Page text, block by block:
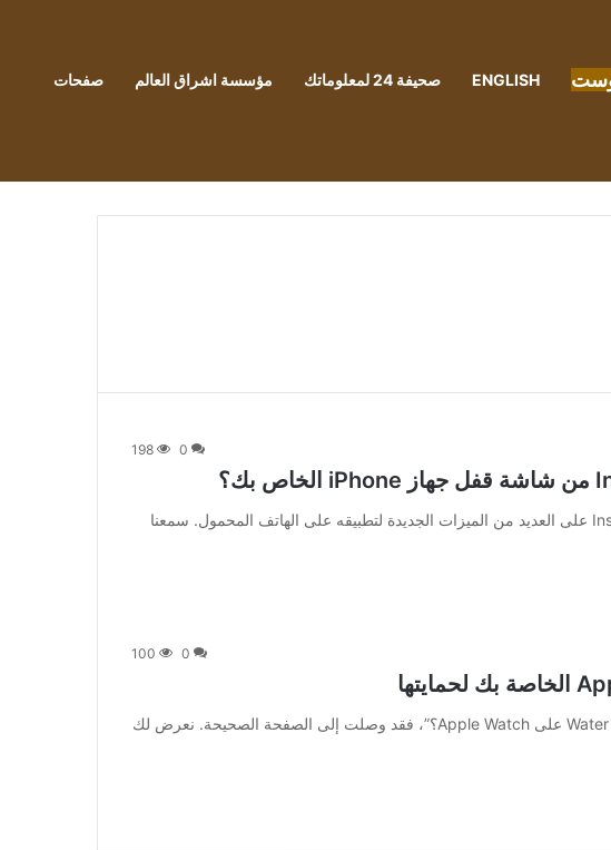
ENGLISH صحيفة 24 لمعلوماتك مؤسسة اشراق العالم صفحات
0
198
[ad_1] في الآونة الأخيرة، يعمل Instagram على العديد من الميزات الجديدة لتطبيقه على الهاتف المحمول. سمعنا
0
100
[ad_1] إذا كنت تتساءل “ماذا يفعل Water Lock على Apple Watch؟”، فقد وصلت إلى الصفحة الصحيحة. نعرض لك